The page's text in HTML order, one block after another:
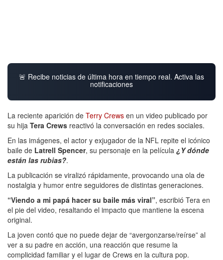
🚨 Recibe noticias de última hora en tiempo real. Activa las
notificaciones
La reciente aparición de Terry Crews en un video publicado por
su hija Tera Crews reactivó la conversación en redes sociales.
En las imágenes, el actor y exjugador de la NFL repite el icónico
baile de Latrell Spencer, su personaje en la película ¿Y dónde
están las rubias?.
La publicación se viralizó rápidamente, provocando una ola de
nostalgia y humor entre seguidores de distintas generaciones.
“Viendo a mi papá hacer su baile más viral”, escribió Tera en
el pie del video, resaltando el impacto que mantiene la escena
original.
La joven contó que no puede dejar de “avergonzarse/reírse” al
ver a su padre en acción, una reacción que resume la
complicidad familiar y el lugar de Crews en la cultura pop.